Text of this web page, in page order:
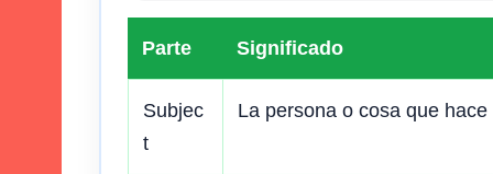
Parte Significado
Subjec
t
La persona o cosa que